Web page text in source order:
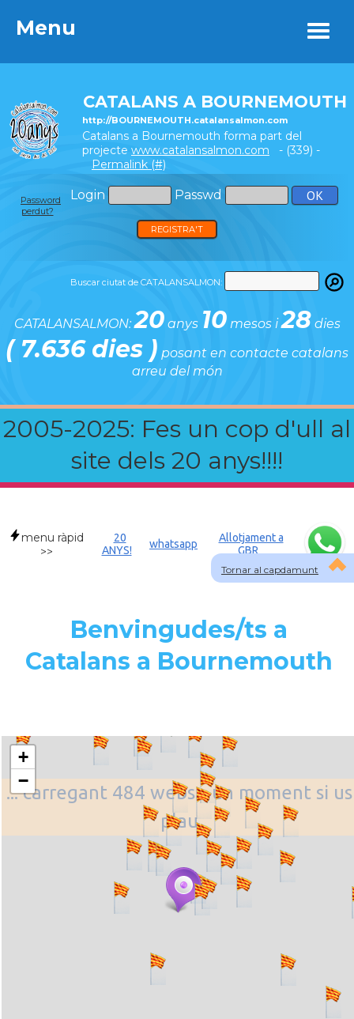
Menu
CATALANS A BOURNEMOUTH
http://BOURNEMOUTH.catalansalmon.com
Catalans a Bournemouth forma part del
projecte www.catalansalmon.com - (339) -
Permalink (#)
Login Passwd
Password
perdut?
REGISTRA'T
Buscar ciutat de CATALANSALMON:
CATALANSALMON:20anys 10mesos i28 dies
( 7.636 dies ) posant en contacte catalans
arreu del món
2005-2025: Fes un cop d'ull al
site dels 20 anys!!!!
Menu
Tornar al capdamunt
menu ràpid
>>
20
ANYS!
whatsapp
Allotjament a
GBR
Benvingudes/ts a
Catalans a Bournemouth
... carregant 484 webs... un moment si us
plau
+
−